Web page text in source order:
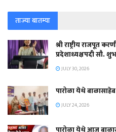
ताज्या बातम्या
श्री राष्ट्रीय राजपूत
प्रदेशाध्यक्षपदी सौ.
JULY 30, 2026
पारोळा येथे
JULY 24, 2026